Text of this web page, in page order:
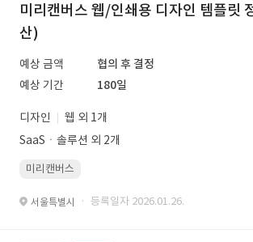
미리캔버스 웹/인쇄용 디자인 템플릿
산)
예상 금액
협의 후 결정
예상 기간
180일
디자인
웹 외 1개
SaaSㆍ솔루션 외 2개
미리캔버스
서울특별시 · 등록일자 2026.01.26.